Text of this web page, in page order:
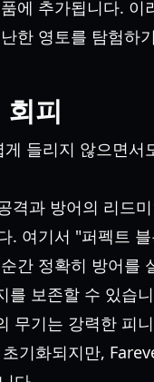
에 추가됩니다. 이
한 영토를 탐험하
피
들리지 않으면서
격과 방어의 리드
. 여기서 "퍼펙트
간 정확히 방어를
를 보존할 수 있습
무기는 강력한 피
기화되지만,